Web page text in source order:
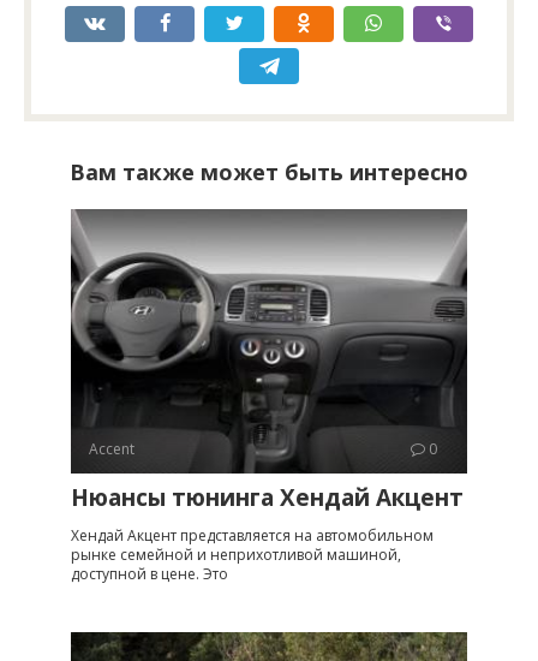
Вам также может быть интересно
Accent 0
Нюансы тюнинга Хендай Акцент
Хендай Акцент представляется на автомобильном
рынке семейной и неприхотливой машиной,
доступной в цене. Это